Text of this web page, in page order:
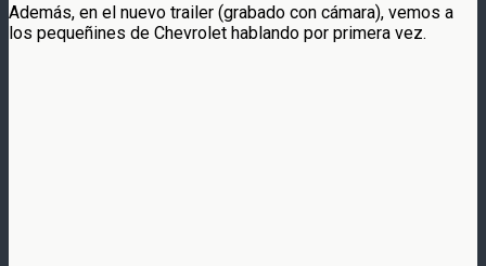
Además, en el nuevo trailer (grabado con cámara), vemos a
los pequeñines de Chevrolet hablando por primera vez.